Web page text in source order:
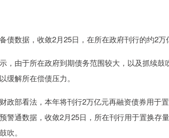
债数据，收敛2月25日，在所在政府刊行的约2
，由于所在政府到期债务范围较大，以及抓续
缓解所在偿债压力。
政部看法，本年将刊行2万亿元再融资债券用于
警通数据，收敛2月25日，所在刊行用于置换存
吹。